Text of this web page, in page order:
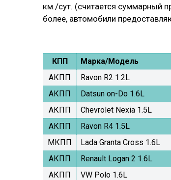
км./сут. (считается суммарный
более, автомобили
КПП Марка/Модель
АКПП
Ravon R2 1.2L
АКПП
Datsun on-Do 1.6L
АКПП
Chevrolet Nexia 1.5L
АКПП
Ravon R4 1.5L
МКПП
Lada Granta Cross 1.6L
АКПП
Renault Logan 2 1.6L
АКПП
VW Polo 1.6L